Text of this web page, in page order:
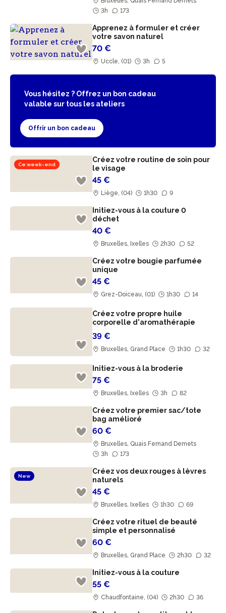
3h
173
Apprenez à formuler et créer
votre savon naturel
70 €
Uccle, (01) 3h 5
Vous hésitez ? Offrez un bon cadeau
valable sur tous les ateliers
Offrir un bon cadeau
Ce week-end
Créez votre routine de soin pour
le visage
45 €
Liège, (04) 1h30 9
Initiez-vous à la couture 0
déchet
40 €
Bruxelles, Ixelles 2h30 52
Créez votre bougie parfumée
unique
45 €
Grez-Doiceau, (01) 1h30 14
Créez votre propre huile
corporelle d'aromathérapie
39 €
Bruxelles, Grand Place 1h30 32
Initiez-vous à la broderie
75 €
Bruxelles, Ixelles 3h 82
Créez votre premier sac/tote
bag amélioré
60 €
Bruxelles, Quais Fernand Demets
3h
173
New
Créez vos deux rouges à lèvres
naturels
45 €
Bruxelles, Ixelles 1h30 69
Créez votre rituel de beauté
simple et personnalisé
60 €
Bruxelles, Grand Place 2h30 32
Initiez-vous à la couture
55 €
Chaudfontaine, (04) 2h30 36